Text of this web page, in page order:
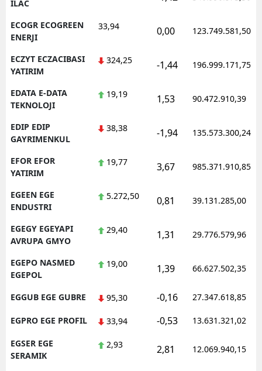
ILAC
ECOGR ECOGREEN
ENERJI
33,94 0,00 123.749.581,50
ECZYT ECZACIBASI
YATIRIM
324,25 -1,44 196.999.171,75
EDATA E-DATA
TEKNOLOJI
19,19 1,53 90.472.910,39
EDIP EDIP
GAYRIMENKUL
38,38 -1,94 135.573.300,24
EFOR EFOR
YATIRIM
19,77 3,67 985.371.910,85
EGEEN EGE
ENDUSTRI
5.272,50 0,81 39.131.285,00
EGEGY EGEYAPI
AVRUPA GMYO
29,40 1,31 29.776.579,96
EGEPO NASMED
EGEPOL
19,00 1,39 66.627.502,35
EGGUB EGE GUBRE 95,30 -0,16 27.347.618,85
EGPRO EGE PROFIL 33,94 -0,53 13.631.321,02
EGSER EGE
SERAMIK
2,93 2,81 12.069.940,15